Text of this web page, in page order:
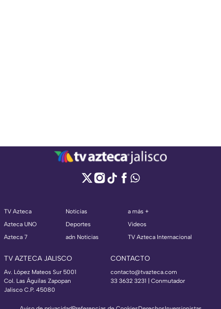
TV Azteca
Azteca UNO
Azteca 7
Noticias
Deportes
adn Noticias
a más +
Videos
TV Azteca Internacional
TV AZTECA JALISCO
Av. López Mateos Sur 5001
Col. Las Águilas Zapopan
Jalisco C.P. 45080
CONTACTO
contacto@tvazteca.com
33 3632 3231 | Conmutador